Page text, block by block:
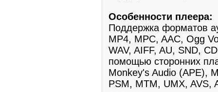
Особенности плеера:
Поддержка форматов
MP4, MPC, AAC, Ogg
WAV, AIFF, AU, SND,
помощью сторонних
Monkey's Audio (APE),
PSM, MTM, UMX, AVS,